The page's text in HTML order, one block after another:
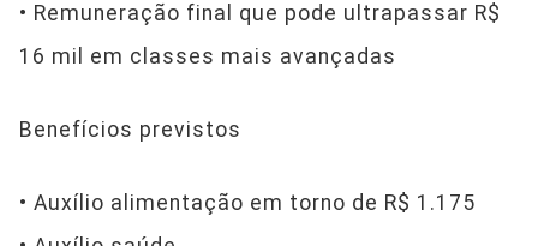
• Remuneração final que pode ultrapassar R$
16 mil em classes mais avançadas
Benefícios previstos
• Auxílio alimentação em torno de R$ 1.175